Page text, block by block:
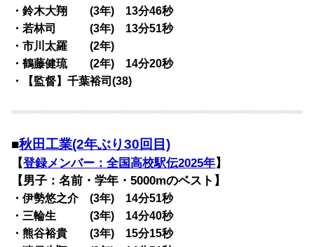
・鈴木大翔 (3年) 13分46秒
・若林司 (3年) 13分51秒
・市川太羅 (2年)
・鶴藤健琉 (2年) 14分20秒
・【監督】千葉裕司(38)
■秋田工業(2年ぶり30回目)
【登録メンバー：全国高校駅伝2025年】
【男子：名前・学年・5000mのベスト】
・伊勢悠之介 (3年) 14分51秒
・三輪生 (3年) 14分40秒
・熊谷裕貴 (3年) 15分15秒